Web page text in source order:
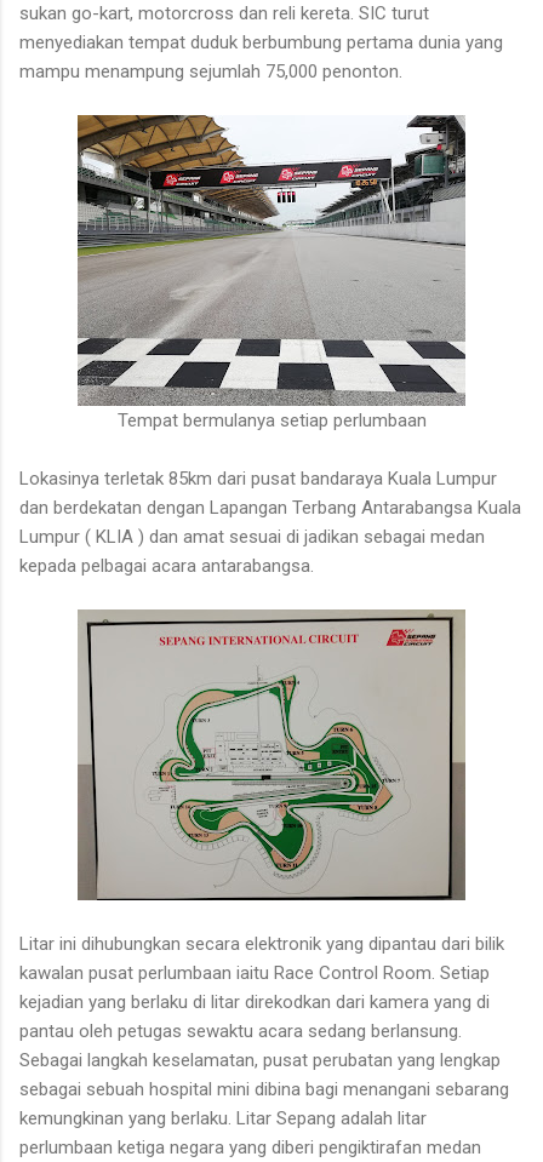
sukan go-kart, motorcross dan reli kereta. SIC turut
menyediakan tempat duduk berbumbung pertama dunia yang
mampu menampung sejumlah 75,000 penonton.
Tempat bermulanya setiap perlumbaan
Lokasinya terletak 85km dari pusat bandaraya Kuala Lumpur
dan berdekatan dengan Lapangan Terbang Antarabangsa Kuala
Lumpur ( KLIA ) dan amat sesuai di jadikan sebagai medan
kepada pelbagai acara antarabangsa.
Litar ini dihubungkan secara elektronik yang dipantau dari bilik
kawalan pusat perlumbaan iaitu Race Control Room. Setiap
kejadian yang berlaku di litar direkodkan dari kamera yang di
pantau oleh petugas sewaktu acara sedang berlansung.
Sebagai langkah keselamatan, pusat perubatan yang lengkap
sebagai sebuah hospital mini dibina bagi menangani sebarang
kemungkinan yang berlaku. Litar Sepang adalah litar
perlumbaan ketiga negara yang diberi pengiktirafan medan